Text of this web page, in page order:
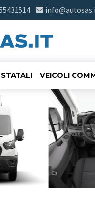
VEICOLI